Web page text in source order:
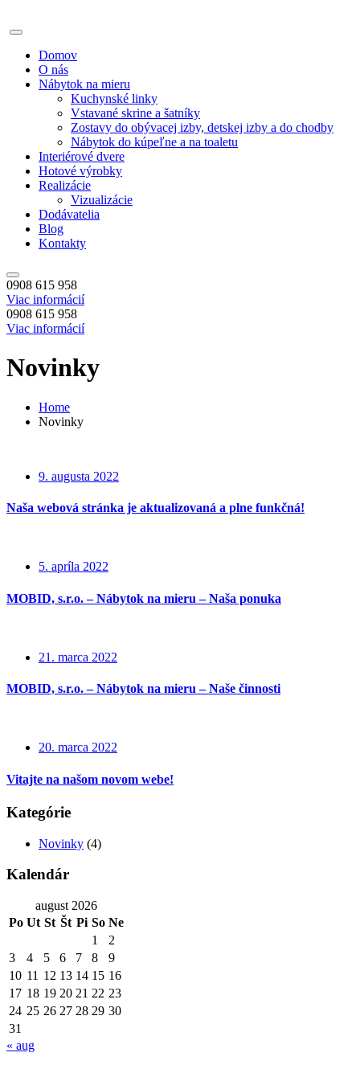
Domov
O nás
Nábytok na mieru
Kuchynské linky
Vstavané skrine a šatníky
Zostavy do obývacej izby, detskej izby a do chodby
Nábytok do kúpeľne a na toaletu
Interiérové dvere
Hotové výrobky
Realizácie
Vizualizácie
Dodávatelia
Blog
Kontakty
0908 615 958
Viac informácií
0908 615 958
Viac informácií
Novinky
Home
Novinky
9. augusta 2022
Naša webová stránka je aktualizovaná a plne funkčná!
5. apríla 2022
MOBID, s.r.o. – Nábytok na mieru – Naša ponuka
21. marca 2022
MOBID, s.r.o. – Nábytok na mieru – Naše činnosti
20. marca 2022
Vitajte na našom novom webe!
Kategórie
Novinky (4)
Kalendár
august 2026
Po Ut St Št Pi So Ne
1
2
3
4 5 6 7 8
9
10 11 12 13 14 15 16
17 18 19 20 21 22 23
24 25 26 27 28 29 30
31
« aug